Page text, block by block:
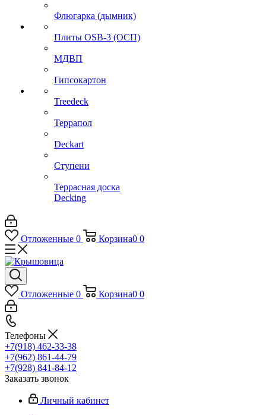
Флюгарка (дымник)
Плиты OSB-3 (ОСП)
МДВП
Гипсокартон
Treedeck
Террапол
Deckart
Ступени
Террасная доска
Decking
Отложенные 0 Корзина0 0
Отложенные 0 Корзина0 0
Телефоны
+7(918) 462-33-38
+7(962) 861-44-79
+7(928) 841-84-12
Заказать звонок
Личный кабинет